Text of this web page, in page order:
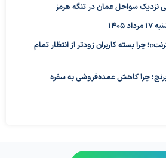
سواحل عمان در تنگه هرمز
«ضریب ۲.۷ اینترنت»؛ چرا بسته کاربران زودتر از انتظار تمام
چرا کاهش عمده‌فروشی به سفره